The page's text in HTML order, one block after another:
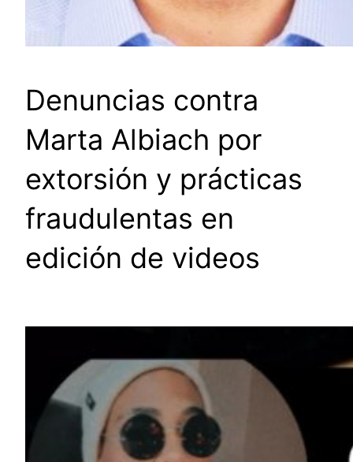
Denuncias contra
Marta Albiach por
extorsión y prácticas
fraudulentas en
edición de videos